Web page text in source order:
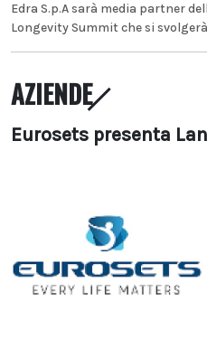
Edra S.p.A sarà media partner
Longevity Summit che si
AZIENDE
Eurosets presenta